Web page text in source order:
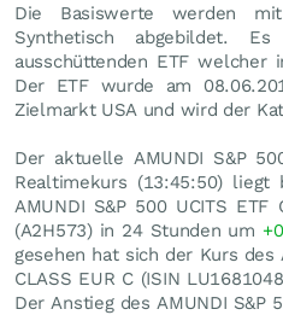
Die Basiswerte werden
Synthetisch abgebildet.
ausschüttenden ETF welcher
Der ETF wurde am
Zielmarkt USA und wird der
Der aktuelle AMUNDI S&P
Realtimekurs (13:45:50) liegt
AMUNDI S&P 500 UCITS
(A2H573) in 24 Stunden um
gesehen hat sich der Kurs des
CLASS EUR C (ISIN
Der Anstieg des AMUNDI S&P